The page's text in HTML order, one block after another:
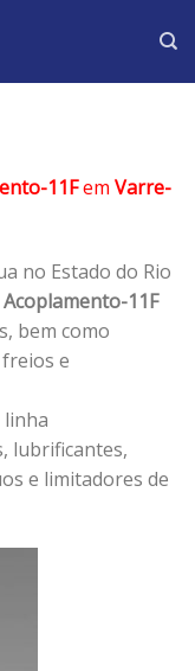
11Fem Varre-
no Estado do Rio
Acoplamento-11F
bem como
e
linha
lubrificantes,
e limitadores de